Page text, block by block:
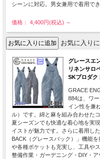
シーンに対応。男女兼用で着用で
価格： 4,400円(税込) ～
お気に入り
グレースエ
リネンサロ
SKプロダク
GRACE
884は、ワ
イン性を兼
ル）です。綿と麻を組み合わせた
夏シーズンでも快適な着心地を実
イストが魅力です。さらに着用し
BACK（グレースバック）」機能
や各種ポケットも充実し、工具や
整備作業・ガーデニング・DIY・